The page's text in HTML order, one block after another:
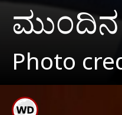
ಮುಂದಿನ
Photo